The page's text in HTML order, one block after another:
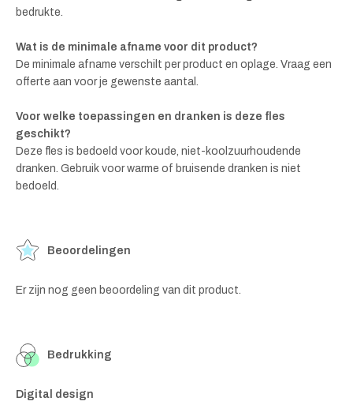
bedrukte.
Wat is de minimale afname voor dit product?
De minimale afname verschilt per product en oplage. Vraag een
offerte aan voor je gewenste aantal.
Voor welke toepassingen en dranken is deze fles
geschikt?
Deze fles is bedoeld voor koude, niet-koolzuurhoudende
dranken. Gebruik voor warme of bruisende dranken is niet
bedoeld.
Beoordelingen
Er zijn nog geen beoordeling van dit product.
Bedrukking
Digital design